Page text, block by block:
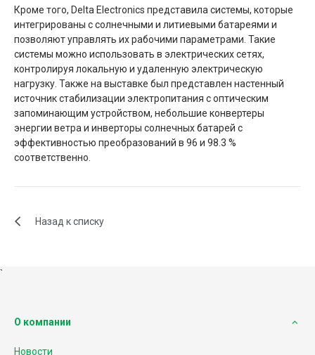
Кроме того, Delta Electronics представила системы, которые
интегрированы с солнечными и литиевыми батареями и
позволяют управлять их рабочими параметрами. Такие
системы можно использовать в электрических сетях,
контролируя локальную и удаленную электрическую
нагрузку. Также на выставке был представлен настенный
источник стабилизации электропитания с оптическим
запоминающим устройством, небольшие конвертеры
энергии ветра и инверторы солнечных батарей с
эффективностью преобразований в 96 и 98.3 %
соответственно.
Назад к списку
`
О компании
Новости